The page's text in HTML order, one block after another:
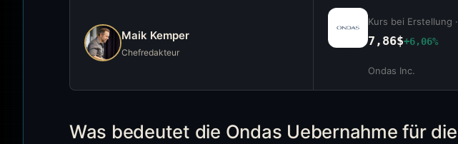
Maik Kemper
Chefredakteur
Kurs bei Erstellung ·
7,86$+6,06%
Ondas Inc.
Was bedeutet die Ondas Uebernahme für die